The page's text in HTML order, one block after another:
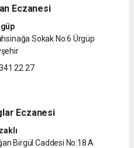
Eczanesi
Sokak No:6 Ürgüp
22 27
Eczanesi
Birgül Caddesi No:18 A